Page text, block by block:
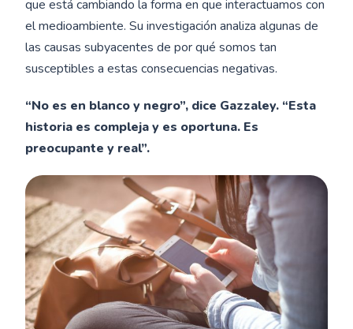
que está cambiando la forma en que interactuamos con
el medioambiente. Su investigación analiza algunas de
las causas subyacentes de por qué somos tan
susceptibles a estas consecuencias negativas.
“No es en blanco y negro”, dice Gazzaley. “Esta
historia es compleja y es oportuna. Es
preocupante y real”.